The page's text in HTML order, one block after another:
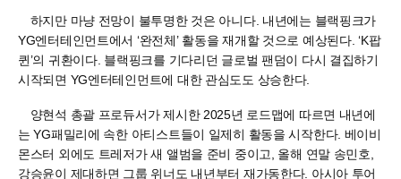
하지만 마냥 전망이 불투명한 것은 아니다. 내년에는 블랙핑크가
YG엔터테인먼트에서 ‘완전체’ 활동을 재개할 것으로 예상된다. ‘K팝
퀸’의 귀환이다. 블랙핑크를 기다리던 글로벌 팬덤이 다시 결집하기
시작되면 YG엔터테인먼트에 대한 관심도도 상승한다.
양현석 총괄 프로듀서가 제시한 2025년 로드맵에 따르면 내년에
는 YG패밀리에 속한 아티스트들이 일제히 활동을 시작한다. 베이비
몬스터 외에도 트레저가 새 앨범을 준비 중이고, 올해 연말 송민호,
강승윤이 제대하면 그룹 위너도 내년부터 재가동한다. 아시아 투어